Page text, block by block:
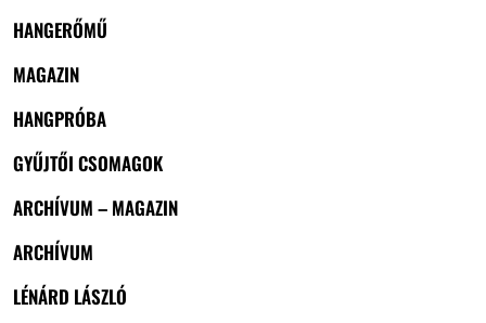
HANGERŐMŰ
MAGAZIN
HANGPRÓBA
GYŰJTŐI CSOMAGOK
ARCHÍVUM – MAGAZIN
ARCHÍVUM
LÉNÁRD LÁSZLÓ